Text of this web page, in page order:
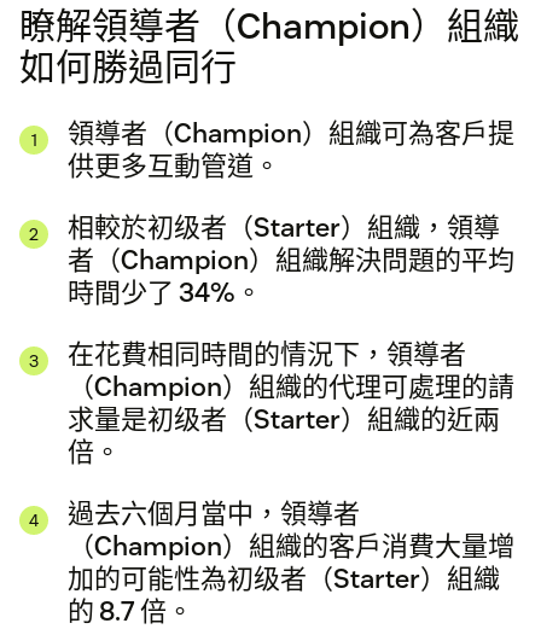
瞭解領導者（Champion）組織
如何勝過同行
領導者（Champion）組織可為客戶提
供更多互動管道。
相較於初级者（Starter）組織，領導
者（Champion）組織解決問題的平均
時間少了 34%。
在花費相同時間的情況下，領導者
（Champion）組織的代理可處理的請
求量是初级者（Starter）組織的近兩
倍。
過去六個月當中，領導者
（Champion）組織的客戶消費大量增
加的可能性為初级者（Starter）組織
的 8.7 倍。